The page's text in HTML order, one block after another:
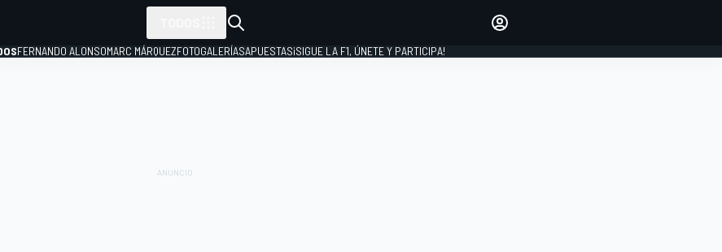
FERNANDO ALONSOMARC MÁRQUEZFOTOGALERÍASAPUESTAS¡SIGUE LA F1, ÚNETE Y PARTICIPA!